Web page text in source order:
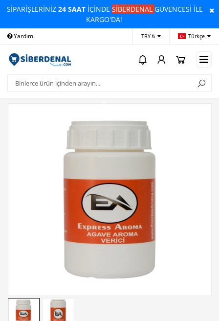
SİPARİŞLERİNİZ24 SAAT İÇİNDESİBERDENALGÜVENCESİ İLE
KARGO'DA!
Yardım Ödeme Bildirimi
TRY ₺ Türkçe